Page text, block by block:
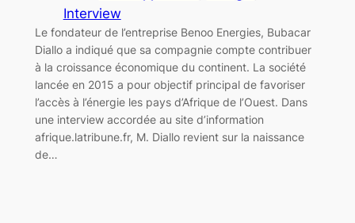
Interview
Le fondateur de l’entreprise Benoo Energies, Bubacar
Diallo a indiqué que sa compagnie compte contribuer
à la croissance économique du continent. La société
lancée en 2015 a pour objectif principal de favoriser
l’accès à l’énergie les pays d’Afrique de l’Ouest. Dans
une interview accordée au site d’information
afrique.latribune.fr, M. Diallo revient sur la naissance
de…